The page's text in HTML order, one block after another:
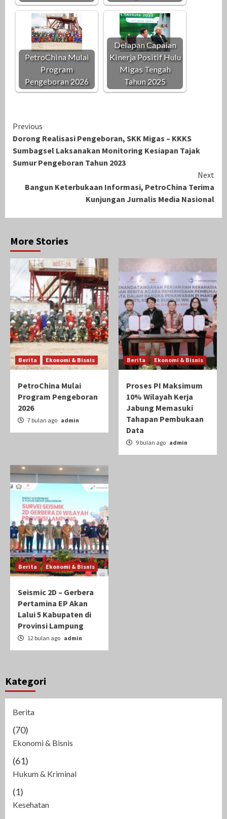
PetroChina Mulai
Program
Pengeboran 2026
Delapan Capaian
Kinerja Positif Hulu
Migas Tengah
Tahun 2025
Continue
Reading
Previous
Dorong Realisasi Pengeboran, SKK Migas – KKKS
Sumbagsel Laksanakan Monitoring Kesiapan Tajak
Sumur Pengeboran Tahun 2023
Next
Bangun Keterbukaan Informasi, PetroChina Terima
Kunjungan Jurnalis Media Nasional
More Stories
Berita Ekonomi & Bisnis
PetroChina Mulai
Program Pengeboran
2026
7 bulan ago admin
Berita Ekonomi & Bisnis
Proses PI Maksimum
10% Wilayah Kerja
Jabung Memasuki
Tahapan Pembukaan
Data
9 bulan ago admin
Berita Ekonomi & Bisnis
Seismic 2D – Gerbera
Pertamina EP Akan
Lalui 5 Kabupaten di
Provinsi Lampung
12 bulan ago admin
Kategori
Berita
(70)
Ekonomi & Bisnis
(61)
Hukum & Kriminal
(1)
Kesehatan